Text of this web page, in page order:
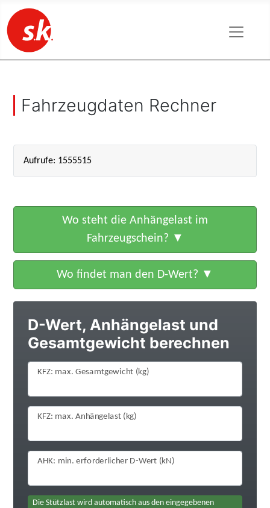
Fahrzeugdaten Rechner
Aufrufe: 1555515
Wo steht die Anhängelast im
Fahrzeugschein?
Wo findet man den D-Wert?
D-Wert, Anhängelast und
Gesamtgewicht berechnen
KFZ: max. Gesamtgewicht (kg)
KFZ: max. Anhängelast (kg)
AHK: min. erforderlicher D-Wert (kN)
Die Stützlast wird automatisch aus den eingegebenen